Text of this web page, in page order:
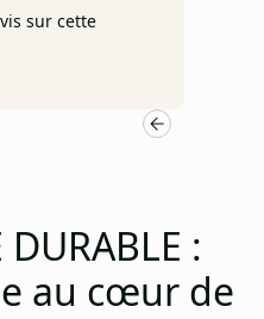
sur cette
DURABLE :
au cœur de